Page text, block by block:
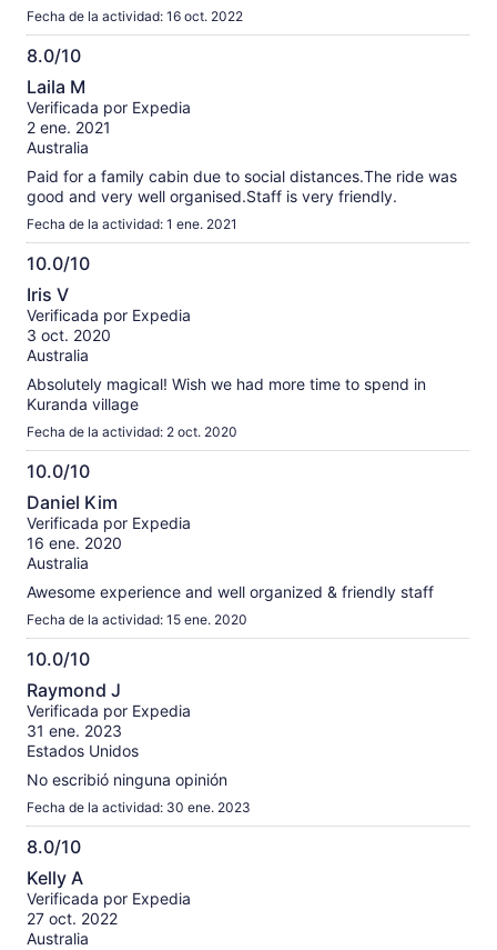
Fecha de la actividad: 16 oct. 2022
8.0/10
8.0
de
10
Laila M
Verificada por Expedia
2 ene. 2021
Australia
Paid for a family cabin due to social distances.The ride was
good and very well organised.Staff is very friendly.
Fecha de la actividad: 1 ene. 2021
10.0/10
10.0
de
10
Iris V
Verificada por Expedia
3 oct. 2020
Australia
Absolutely magical! Wish we had more time to spend in
Kuranda village
Fecha de la actividad: 2 oct. 2020
10.0/10
10.0
de
10
Daniel Kim
Verificada por Expedia
16 ene. 2020
Australia
Awesome experience and well organized & friendly staff
Fecha de la actividad: 15 ene. 2020
10.0/10
10.0
de
10
Raymond J
Verificada por Expedia
31 ene. 2023
Estados Unidos
No escribió ninguna opinión
Fecha de la actividad: 30 ene. 2023
8.0/10
8.0
de
10
Kelly A
Verificada por Expedia
27 oct. 2022
Australia